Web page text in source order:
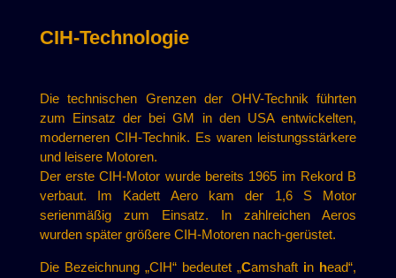
CIH-Technologie
Die technischen Grenzen der OHV-Technik führten
zum Einsatz der bei GM in den USA entwickelten,
moderneren CIH-Technik. Es waren leistungsstärkere
und leisere Motoren.
Der erste CIH-Motor wurde bereits 1965 im Rekord B
verbaut. Im Kadett Aero kam der 1,6 S Motor
serienmäßig zum Einsatz. In zahlreichen Aeros
wurden später größere CIH-Motoren nach-gerüstet.
Die Bezeichnung „CIH“ bedeutet „Camshaft in head“,